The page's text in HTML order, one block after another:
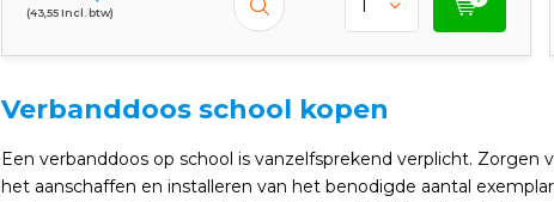
(43,55 Incl. btw)
Verbanddoos school kopen
Een verbanddoos op school is vanzelfsprekend verplicht.
het aanschaffen en installeren van het benodigde aantal